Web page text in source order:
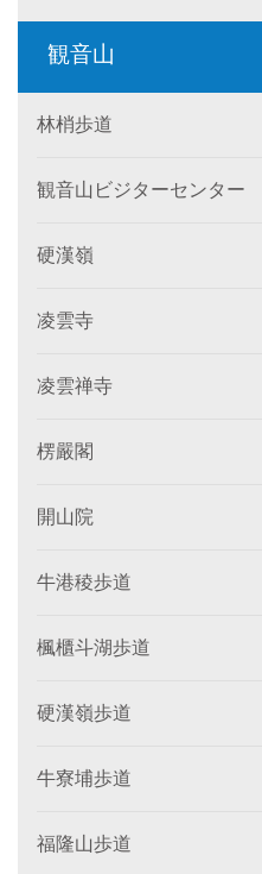
観音山
林梢歩道
観音山ビジターセンター
硬漢嶺
凌雲寺
凌雲禅寺
楞嚴閣
開山院
牛港稜歩道
楓櫃斗湖歩道
硬漢嶺歩道
牛寮埔歩道
福隆山歩道